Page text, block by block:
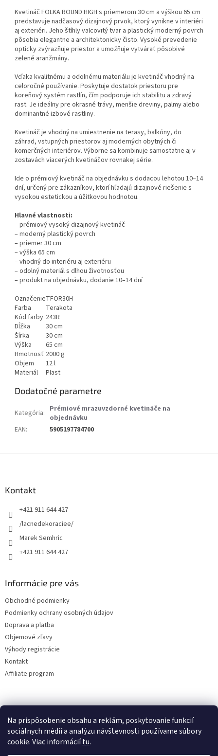
Na prispôsobenie obsahu a reklám, poskytovanie funkcií
sociálnych médií a analýzu návštevnosti používame súbory
cookie. Viac informáciítu.
Kvetináč FOLKA ROUND HIGH s priemerom 30 cm a výškou 65 cm
predstavuje nadčasový dizajnový prvok, ktorý vynikne v interiéri
aj exteriéri. Jeho štíhly valcovitý tvar a plastický moderný povrch
pôsobia elegantne a architektonicky čisto. Vysoké prevedenie
opticky zvýrazňuje priestor a umožňuje vytvárať pôsobivé
zelené aranžmány.
Vďaka kvalitnému a odolnému materiálu je kvetináč vhodný na
celoročné používanie. Poskytuje dostatok priestoru pre
koreňový systém rastlín, čím podporuje ich stabilitu a zdravý
rast. Je ideálny pre okrasné trávy, menšie dreviny, palmy alebo
dominantné izbové rastliny.
Kvetináč je vhodný na umiestnenie na terasy, balkóny, do
záhrad, vstupných priestorov aj moderných obytných či
komerčných interiérov. Výborne sa kombinuje samostatne aj v
zostavách viacerých kvetináčov rovnakej série.
Ide o prémiový kvetináč na objednávku s dodacou lehotou 10–14
dní, určený pre zákazníkov, ktorí hľadajú dizajnové riešenie s
vysokou estetickou a úžitkovou hodnotou.
Hlavné vlastnosti:
– prémiový vysoký dizajnový kvetináč
– moderný plastický povrch
– priemer 30 cm
– výška 65 cm
– vhodný do interiéru aj exteriéru
– odolný materiál s dlhou životnosťou
– produkt na objednávku, dodanie 10–14 dní
OznačenieTFOR30H
Farba
Terakota
Kód farby 243R
Dĺžka
30 cm
Šírka
30 cm
Výška
65 cm
Hmotnosť 2000 g
Objem
12 l
Materiál
Plast
Dodatočné parametre
Kategória: Prémiové mrazuvzdorné kvetináče na
objednávku
EAN: 5905197784700
Kontakt
+421 911 644 427
/lacnedekoraciee/
Marek Semhric
+421 911 644 427
Informácie pre vás
Obchodné podmienky
Podmienky ochrany osobných údajov
Doprava a platba
Objemové zľavy
Výhody registrácie
Kontakt
Affiliate program